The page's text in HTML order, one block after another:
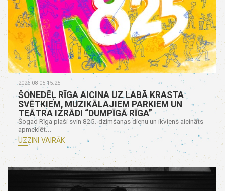
2026-08-05 15:25
ŠONEDĒĻ RĪGA AICINA UZ LABĀ KRASTA
SVĒTKIEM, MUZIKĀLAJIEM PARKIEM UN
TEĀTRA IZRĀDI “DUMPĪGĀ RĪGA”
Šogad Rīga plaši svin 825. dzimšanas dienu un ikviens aicināts
apmeklēt...
UZZINI VAIRĀK